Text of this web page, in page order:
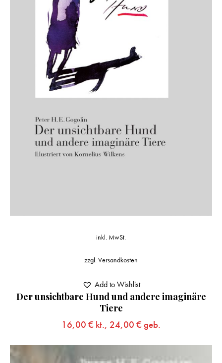
Der unsichtbare Hund und andere imaginäre
Tiere
16,00 € kt., 24,00 € geb.
inkl. MwSt.
zzgl.Versandkosten
Add to Wishlist